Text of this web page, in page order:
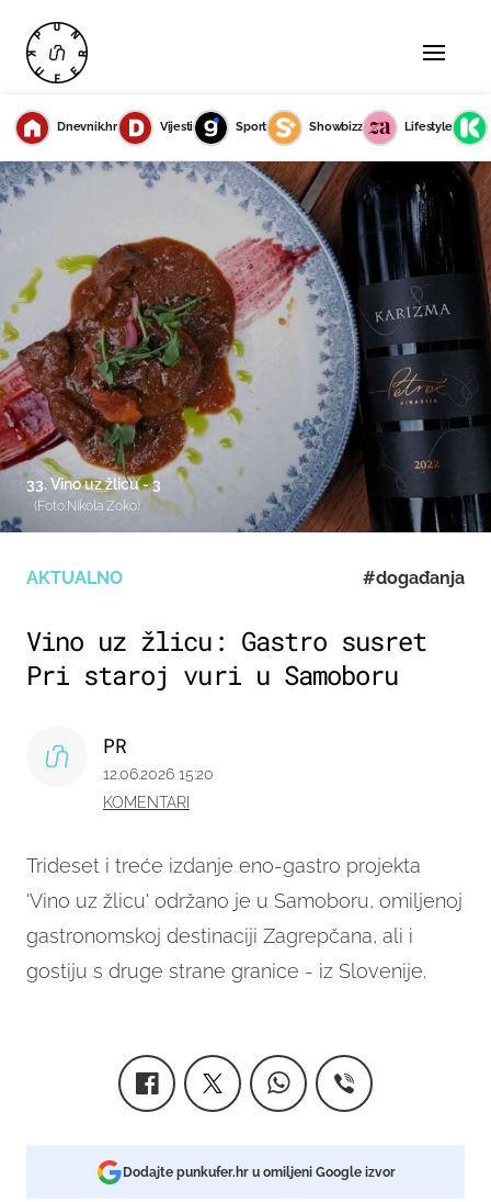
Dnevnik.hr Vijesti Sport Showbizz Lifestyle
AKTUALNO #događanja
Vino uz žlicu: Gastro susret
Pri staroj vuri u Samoboru
Trideset i treće izdanje eno-gastro projekta
'Vino uz žlicu' održano je u Samoboru, omiljenoj
gastronomskoj destinaciji Zagrepčana, ali i
gostiju s druge strane granice - iz Slovenije.
PR
12.06.2026 15:20
KOMENTARI
33. Vino uz žlicu - 3
(Foto:Nikola Zoko)
Dodajte punkufer.hr u omiljeni Google izvor